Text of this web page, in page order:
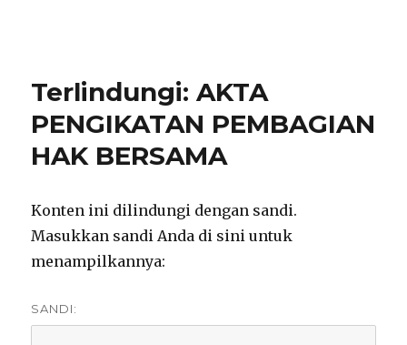
Terlindungi: AKTA
PENGIKATAN PEMBAGIAN
HAK BERSAMA
Konten ini dilindungi dengan sandi.
Masukkan sandi Anda di sini untuk
menampilkannya:
SANDI: